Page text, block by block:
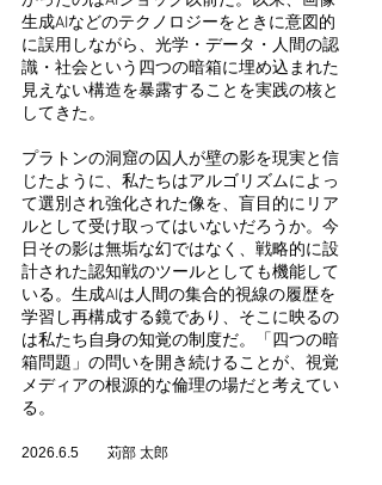
生成AIなどのテクノロジーをときに意図的
に誤用しながら、光学・データ・人間の認
識・社会という四つの暗箱に埋め込まれた
見えない構造を暴露することを実践の核と
してきた。
プラトンの洞窟の囚人が壁の影を現実と信
じたように、私たちはアルゴリズムによっ
て選別され強化された像を、盲目的にリア
ルとして受け取ってはいないだろうか。今
日その影は無垢な幻ではなく、戦略的に設
計された認知戦のツールとしても機能して
いる。生成AIは人間の集合的視線の履歴を
学習し再構成する鏡であり、そこに映るの
は私たち自身の知覚の制度だ。「四つの暗
箱問題」の問いを開き続けることが、視覚
メディアの根源的な倫理の場だと考えてい
る。
2026.6.5 苅部 太郎